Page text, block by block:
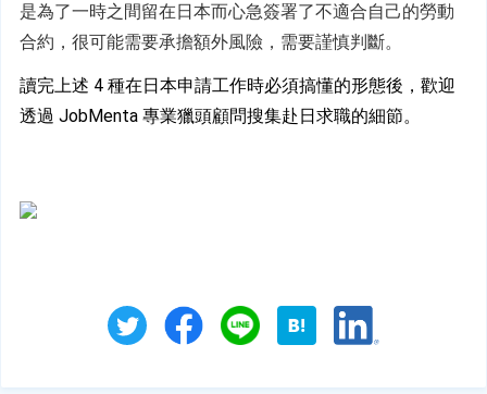
是為了一時之間留在日本而心急簽署了不適合自己的勞動
合約，很可能需要承擔額外風險，需要謹慎判斷。
讀完上述 4 種在日本申請工作時必須搞懂的形態後，歡迎
透過 JobMenta 專業獵頭顧問搜集赴日求職的細節。